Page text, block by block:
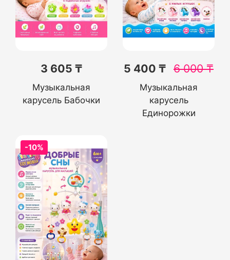
3 605 ₸
Музыкальная
карусель Бабочки
5 400 ₸ 6 000₸
Музыкальная
карусель
Единорожки
-10%